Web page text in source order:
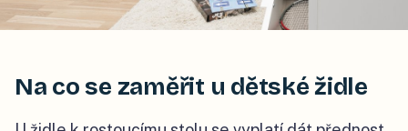
Na co se zaměřit u dětské židle